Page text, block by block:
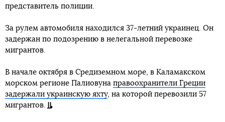
представитель полиции.
За рулем автомобиля находился 37-летний украинец. Он
задержан по подозрению в нелегальной перевозке
мигрантов.
В начале октября в Средиземном море, в Каламакском
морском регионе Палиовуна правоохранители Греции
задержали украинскую яхту, на которой перевозили 57
мигрантов.